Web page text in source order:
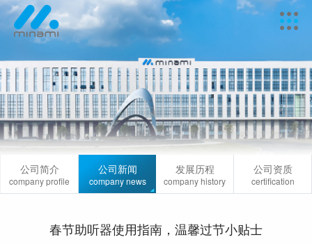
公司简介
company profile
公司新闻
company news
发展历程
company history
公司资质
certification
春节助听器使用指南，温馨过节小贴士